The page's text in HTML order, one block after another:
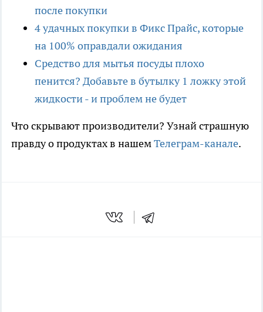
после покупки
4 удачных покупки в Фикс Прайс, которые
на 100% оправдали ожидания
Средство для мытья посуды плохо
пенится? Добавьте в бутылку 1 ложку этой
жидкости - и проблем не будет
Что скрывают производители? Узнай страшную
правду о продуктах в нашемТелеграм-канале.